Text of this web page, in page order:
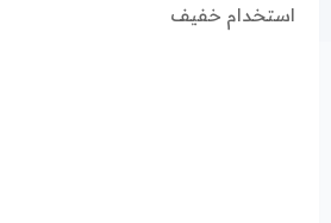
استخدام خفيف